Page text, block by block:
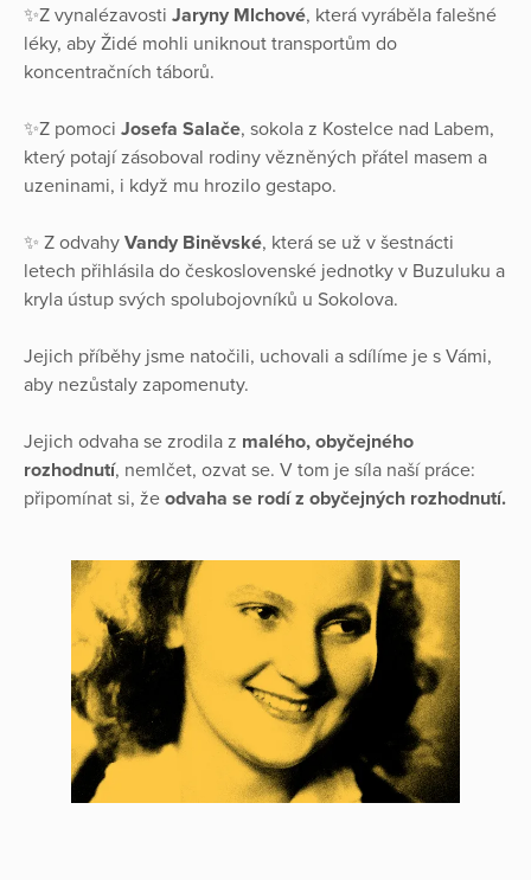
✨Z vynalézavosti Jaryny Mlchové, která vyráběla falešné
léky, aby Židé mohli uniknout transportům do
koncentračních táborů.
✨Z pomoci Josefa Salače, sokola z Kostelce nad Labem,
který potají zásoboval rodiny vězněných přátel masem a
uzeninami, i když mu hrozilo gestapo.
✨ Z odvahy Vandy Biněvské, která se už v šestnácti
letech přihlásila do československé jednotky v Buzuluku a
kryla ústup svých spolubojovníků u Sokolova.
Jejich příběhy jsme natočili, uchovali a sdílíme je s Vámi,
aby nezůstaly zapomenuty.
Jejich odvaha se zrodila z malého, obyčejného
rozhodnutí, nemlčet, ozvat se. V tom je síla naší práce:
připomínat si, že odvaha se rodí z obyčejných rozhodnutí.